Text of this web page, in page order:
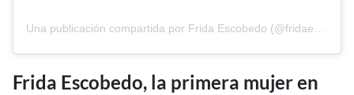
Una publicación compartida por Frida Escobedo (@fridaescobedo)
Frida Escobedo, la primera mujer en